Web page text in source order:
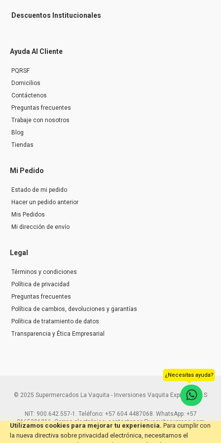
Utilizamos cookies para mejorar tu experiencia. Para cumplir con
la nueva directiva sobre privacidad electrónica, necesitamos el
Descuentos Institucionales
Ayuda Al Cliente
PQRSF
Domicilios
Contáctenos
Preguntas frecuentes
Trabaje con nosotros
Blog
Tiendas
Mi Pedido
Estado de mi pedido
Hacer un pedido anterior
Mis Pedidos
Mi dirección de envío
Legal
Términos y condiciones
Política de privacidad
Preguntas frecuentes
Política de cambios, devoluciones y garantías
Política de tratamiento de datos
Transparencia y Ética Empresarial
© 2025 Supermercados La Vaquita - Inversiones Vaquita Express S.A.S
NIT: 900.642.557-1. Teléfono: +57 604 4487068. WhatsApp: +57
3165291216. Correo electrónico: contactenos@vaquitaexpress.com
¿Necesitas ayuda?